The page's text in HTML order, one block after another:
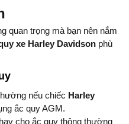
quan trọng mà bạn nên nắm
xe Harley Davidson phù
nếu chiếc Harley
ắc quy AGM.
cho ắc quy thông thường